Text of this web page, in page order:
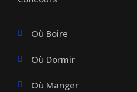
Où Boire
Où Dormir
Où Manger